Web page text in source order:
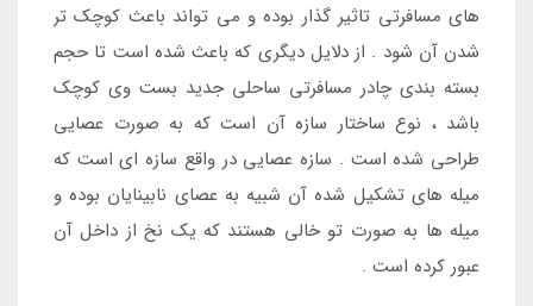
های مسافرتی تاثیر گذار بوده و می تواند باعث کوچک تر
شدن آن شود . از دلایل دیگری که باعث شده است تا حجم
بسته بندی چادر مسافرتی ساحلی جدید بست وی کوچک
باشد ، نوع ساختار سازه آن است که به صورت عصایی
طراحی شده است . سازه عصایی در واقع سازه ای است که
میله های تشکیل شده آن شبیه به عصای نابینایان بوده و
میله ها به صورت تو خالی هستند که یک نخ از داخل آن
عبور کرده است .